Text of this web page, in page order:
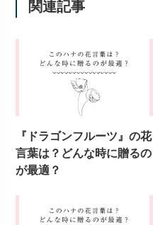
関連記事
『ドラゴンフルーツ』の花
言葉は？どんな時に贈るの
が最適？